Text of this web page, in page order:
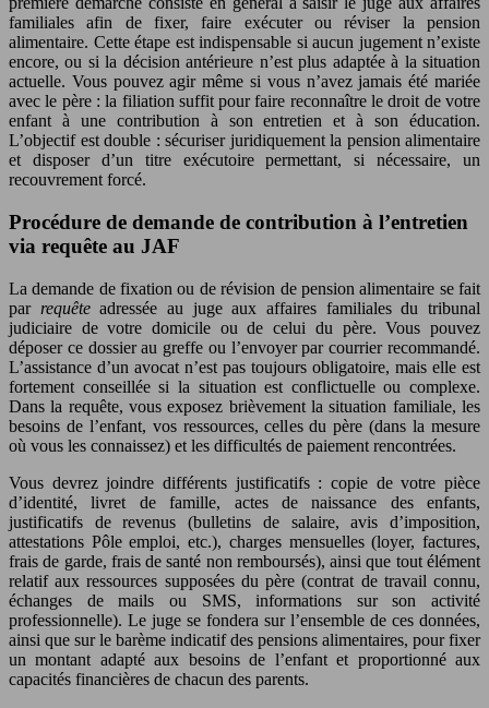
familiales afin de fixer, faire exécuter ou réviser la pension
alimentaire. Cette étape est indispensable si aucun jugement n’existe
encore, ou si la décision antérieure n’est plus adaptée à la situation
actuelle. Vous pouvez agir même si vous n’avez jamais été mariée
avec le père : la filiation suffit pour faire reconnaître le droit de votre
enfant à une contribution à son entretien et à son éducation.
L’objectif est double : sécuriser juridiquement la pension alimentaire
et disposer d’un titre exécutoire permettant, si nécessaire, un
recouvrement forcé.
Procédure de demande de contribution à l’entretien
via requête au JAF
La demande de fixation ou de révision de pension alimentaire se fait
par requêteadressée au juge aux affaires familiales du tribunal
judiciaire de votre domicile ou de celui du père. Vous pouvez
déposer ce dossier au greffe ou l’envoyer par courrier recommandé.
L’assistance d’un avocat n’est pas toujours obligatoire, mais elle est
fortement conseillée si la situation est conflictuelle ou complexe.
Dans la requête, vous exposez brièvement la situation familiale, les
besoins de l’enfant, vos ressources, celles du père (dans la mesure
où vous les connaissez) et les difficultés de paiement rencontrées.
Vous devrez joindre différents justificatifs : copie de votre pièce
d’identité, livret de famille, actes de naissance des enfants,
justificatifs de revenus (bulletins de salaire, avis d’imposition,
attestations Pôle emploi, etc.), charges mensuelles (loyer, factures,
frais de garde, frais de santé non remboursés), ainsi que tout élément
relatif aux ressources supposées du père (contrat de travail connu,
échanges de mails ou SMS, informations sur son activité
professionnelle). Le juge se fondera sur l’ensemble de ces données,
ainsi que sur le barème indicatif des pensions alimentaires, pour fixer
un montant adapté aux besoins de l’enfant et proportionné aux
capacités financières de chacun des parents.